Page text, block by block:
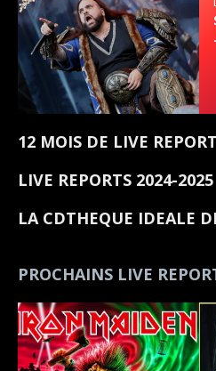
12 MOIS DE LIVE REPORT
LIVE REPORTS 2024-2025
LA CDTHEQUE IDEALE
PROCHAINS LIVE